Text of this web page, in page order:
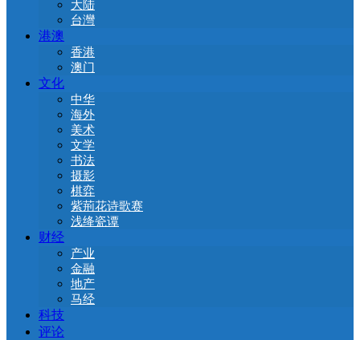
大陆
台灣
港澳
香港
澳门
文化
中华
海外
美术
文学
书法
摄影
棋弈
紫荊花诗歌赛
浅绛瓷谭
财经
产业
金融
地产
马经
科技
评论